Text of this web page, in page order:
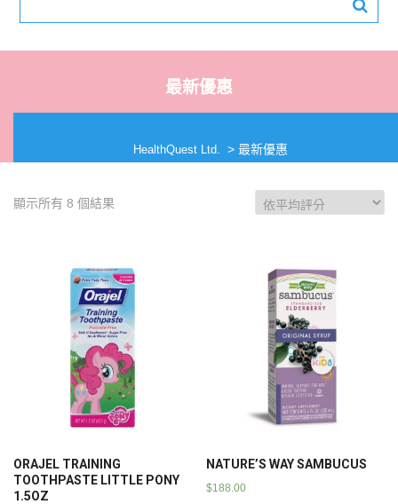
最新優惠
HealthQuest Ltd. > 最新優惠
顯示所有 8 個結果
ORAJEL TRAINING
TOOTHPASTE LITTLE PONY
1.5OZ
NATURE’S WAY SAMBUCUS
$188.00